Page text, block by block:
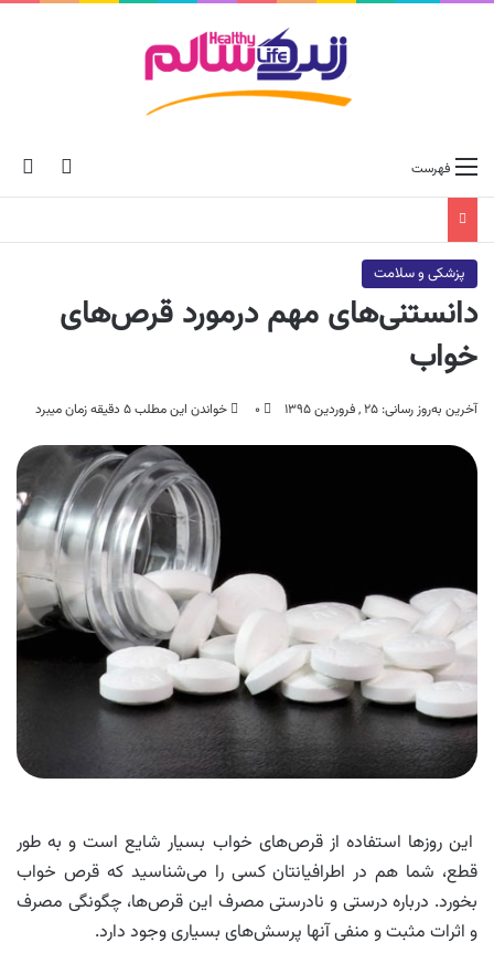
skin فهرست
پزشکی و سلامت
دانستنی‌های مهم درمورد قرص‌های
خواب
آخرین به‌روز رسانی: ۲۵ , فروردین ۱۳۹۵ ۰ خواندن این مطلب ۵ دقیقه زمان میبرد
این روزها استفاده از قرص‌های خواب بسیار شایع است و به طور
قطع، شما هم در اطرافیانتان کسی را می‌شناسید که قرص خواب
بخورد. درباره درستی و نادرستی مصرف این قرص‌ها، چگونگی مصرف
و اثرات مثبت و منفی آنها پرسش‌های بسیاری وجود دارد.